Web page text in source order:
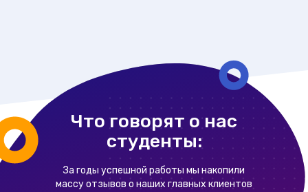
Что говорят о нас
студенты:
За годы успешной работы мы накопили
массу отзывов о наших главных клиентов